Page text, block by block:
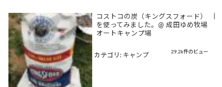
コストコの炭（キングスフォード）
を使ってみました。@ 成田ゆめ牧場
オートキャンプ場
29.2k件のビュー
カテゴリ: キャンプ